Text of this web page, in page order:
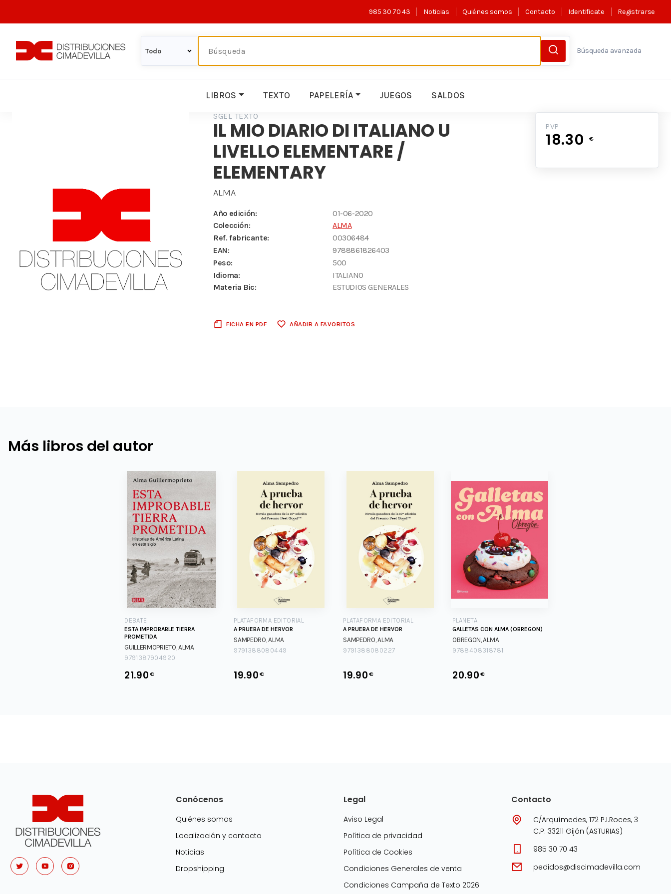
985 30 70 43 Noticias Quiénes somos Contacto Identificate Registrarse
Búsqueda avanzada
LIBROS TEXTO PAPELERÍA JUEGOS SALDOS
SGEL TEXTO
IL MIO DIARIO DI ITALIANO U
LIVELLO ELEMENTARE /
ELEMENTARY
ALMA
Año edición:
01-06-2020
Colección:
ALMA
Ref. fabricante:
00306484
EAN:
9788861826403
Peso:
500
Idioma:
ITALIANO
Materia Bic:
ESTUDIOS GENERALES
FICHA EN PDF AÑADIR A FAVORITOS
PVP
18.30 €
Más libros del autor
DEBATE
ESTA IMPROBABLE TIERRA
PROMETIDA
GUILLERMOPRIETO, ALMA
9791387904920
21.90€
PLATAFORMA EDITORIAL
A PRUEBA DE HERVOR
SAMPEDRO, ALMA
9791388080449
19.90€
PLATAFORMA EDITORIAL
A PRUEBA DE HERVOR
SAMPEDRO, ALMA
9791388080227
19.90€
PLANETA
GALLETAS CON ALMA (OBREGON)
OBREGON, ALMA
9788408318781
20.90€
Conócenos
Quiénes somos
Localización y contacto
Noticias
Dropshipping
Legal
Aviso Legal
Política de privacidad
Política de Cookies
Condiciones Generales de venta
Condiciones Campaña de Texto 2026
Contacto
C/Arquímedes, 172 P.I.Roces, 3
C.P. 33211 Gijón (ASTURIAS)
985 30 70 43
pedidos@discimadevilla.com